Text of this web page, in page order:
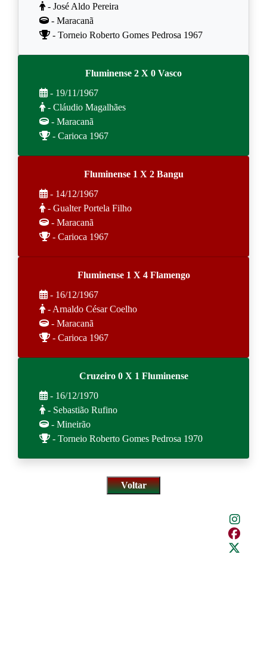
- José Aldo Pereira
- Maracanã
- Torneio Roberto Gomes Pedrosa 1967
Fluminense 2 X 0 Vasco
- 19/11/1967
- Cláudio Magalhães
- Maracanã
- Carioca 1967
Fluminense 1 X 2 Bangu
- 14/12/1967
- Gualter Portela Filho
- Maracanã
- Carioca 1967
Fluminense 1 X 4 Flamengo
- 16/12/1967
- Arnaldo César Coelho
- Maracanã
- Carioca 1967
Cruzeiro 0 X 1 Fluminense
- 16/12/1970
- Sebastião Rufino
- Mineirão
- Torneio Roberto Gomes Pedrosa 1970